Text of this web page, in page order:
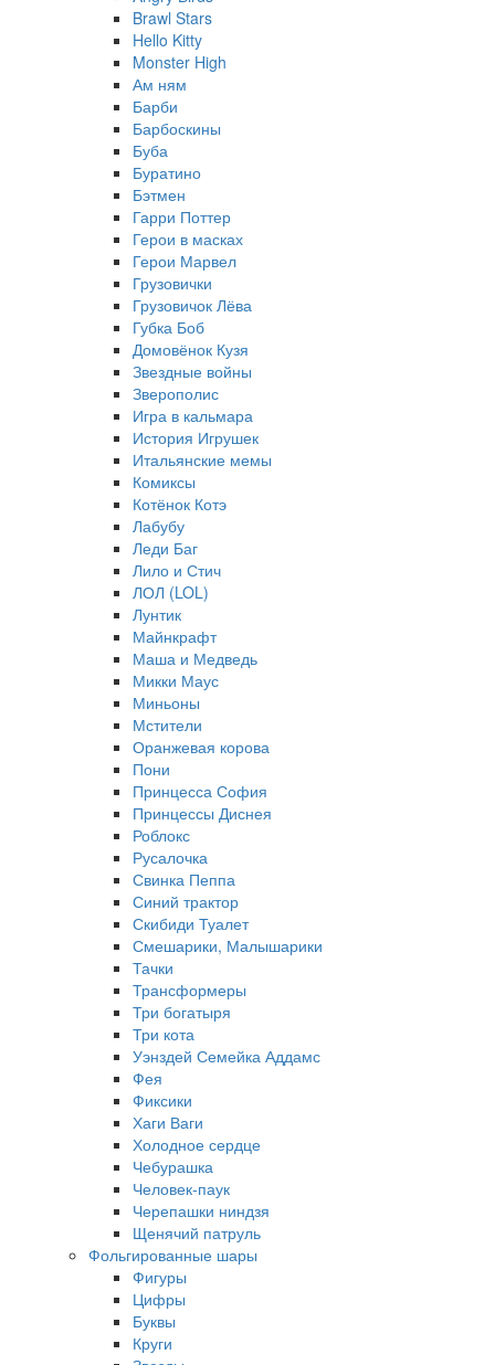
Brawl Stars
Hello Kitty
Monster High
Ам ням
Барби
Барбоскины
Буба
Буратино
Бэтмен
Гарри Поттер
Герои в масках
Герои Марвел
Грузовички
Грузовичок Лёва
Губка Боб
Домовёнок Кузя
Звездные войны
Зверополис
Игра в кальмара
История Игрушек
Итальянские мемы
Комиксы
Котёнок Котэ
Лабубу
Леди Баг
Лило и Стич
ЛОЛ (LOL)
Лунтик
Майнкрафт
Маша и Медведь
Микки Маус
Миньоны
Мстители
Оранжевая корова
Пони
Принцесса София
Принцессы Диснея
Роблокс
Русалочка
Свинка Пеппа
Синий трактор
Скибиди Туалет
Смешарики, Малышарики
Тачки
Трансформеры
Три богатыря
Три кота
Уэнздей Семейка Аддамс
Фея
Фиксики
Хаги Ваги
Холодное сердце
Чебурашка
Человек-паук
Черепашки ниндзя
Щенячий патруль
Фольгированные шары
Фигуры
Цифры
Буквы
Круги